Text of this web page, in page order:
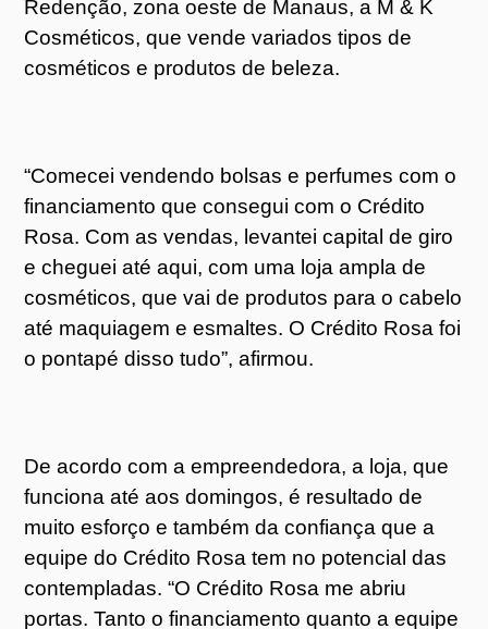
Redenção, zona oeste de Manaus, a M & K
Cosméticos, que vende variados tipos de
cosméticos e produtos de beleza.
“Comecei vendendo bolsas e perfumes com o
financiamento que consegui com o Crédito
Rosa. Com as vendas, levantei capital de giro
e cheguei até aqui, com uma loja ampla de
cosméticos, que vai de produtos para o cabelo
até maquiagem e esmaltes. O Crédito Rosa foi
o pontapé disso tudo”, afirmou.
De acordo com a empreendedora, a loja, que
funciona até aos domingos, é resultado de
muito esforço e também da confiança que a
equipe do Crédito Rosa tem no potencial das
contempladas. “O Crédito Rosa me abriu
portas. Tanto o financiamento quanto a equipe